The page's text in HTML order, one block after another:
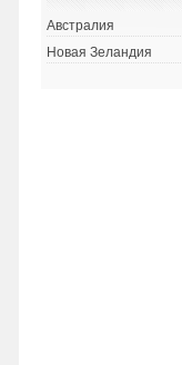
Австралия
Новая Зеландия